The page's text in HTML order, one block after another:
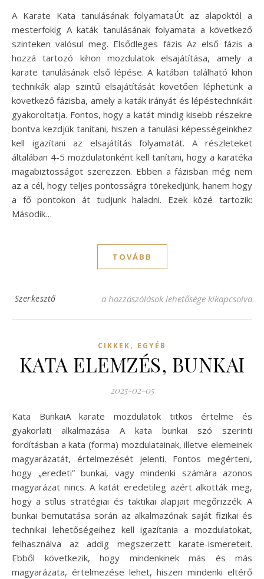
A Karate Kata tanulásának folyamataÚt az alapoktól a
mesterfokig A katák tanulásának folyamata a következő
szinteken valósul meg. Elsődleges fázis Az első fázis a
hozzá tartozó kihon mozdulatok elsajátítása, amely a
karate tanulásának első lépése. A katában található kihon
technikák alap szintű elsajátítását követően léphetünk a
következő fázisba, amely a katák irányát és lépéstechnikáit
gyakoroltatja. Fontos, hogy a katát mindig kisebb részekre
bontva kezdjük tanítani, hiszen a tanulási képességeinkhez
kell igazítani az elsajátítás folyamatát. A részleteket
általában 4-5 mozdulatonként kell tanítani, hogy a karatéka
magabiztosságot szerezzen. Ebben a fázisban még nem
az a cél, hogy teljes pontosságra törekedjünk, hanem hogy
a fő pontokon át tudjunk haladni. Ezek közé tartozik:
Második…
TOVÁBB
Szerkesztő KATA TANULÁSA bejegyzéshez
a hozzászólások lehetősége kikapcsolva
CIKKEK, EGYÉB
KATA ELEMZÉS, BUNKAI
2025-02-05
Kata BunkaiA karate mozdulatok titkos értelme és
gyakorlati alkalmazása A kata bunkai szó szerinti
fordításban a kata (forma) mozdulatainak, illetve elemeinek
magyarázatát, értelmezését jelenti. Fontos megérteni,
hogy „eredeti” bunkai, vagy mindenki számára azonos
magyarázat nincs. A katát eredetileg azért alkották meg,
hogy a stílus stratégiai és taktikai alapjait megőrizzék. A
bunkai bemutatása során az alkalmazónak saját fizikai és
technikai lehetőségeihez kell igazítania a mozdulatokat,
felhasználva az addig megszerzett karate-ismereteit.
Ebből következik, hogy mindenkinek más és más
magyarázata, értelmezése lehet, hiszen mindenki eltérő